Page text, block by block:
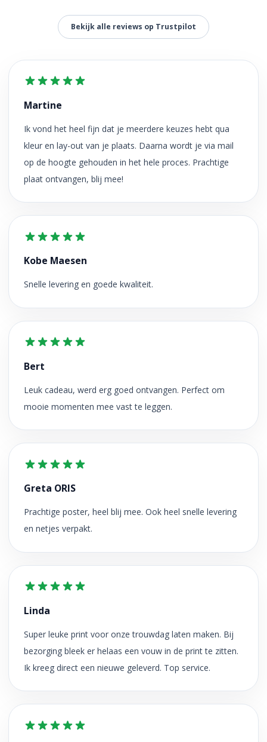
Bekijk alle reviews op Trustpilot
Martine
Ik vond het heel fijn dat je meerdere keuzes hebt qua
kleur en lay-out van je plaats. Daarna wordt je via mail
op de hoogte gehouden in het hele proces. Prachtige
plaat ontvangen, blij mee!
Kobe Maesen
Snelle levering en goede kwaliteit.
Bert
Leuk cadeau, werd erg goed ontvangen. Perfect om
mooie momenten mee vast te leggen.
Greta ORIS
Prachtige poster, heel blij mee. Ook heel snelle levering
en netjes verpakt.
Linda
Super leuke print voor onze trouwdag laten maken. Bij
bezorging bleek er helaas een vouw in de print te zitten.
Ik kreeg direct een nieuwe geleverd. Top service.